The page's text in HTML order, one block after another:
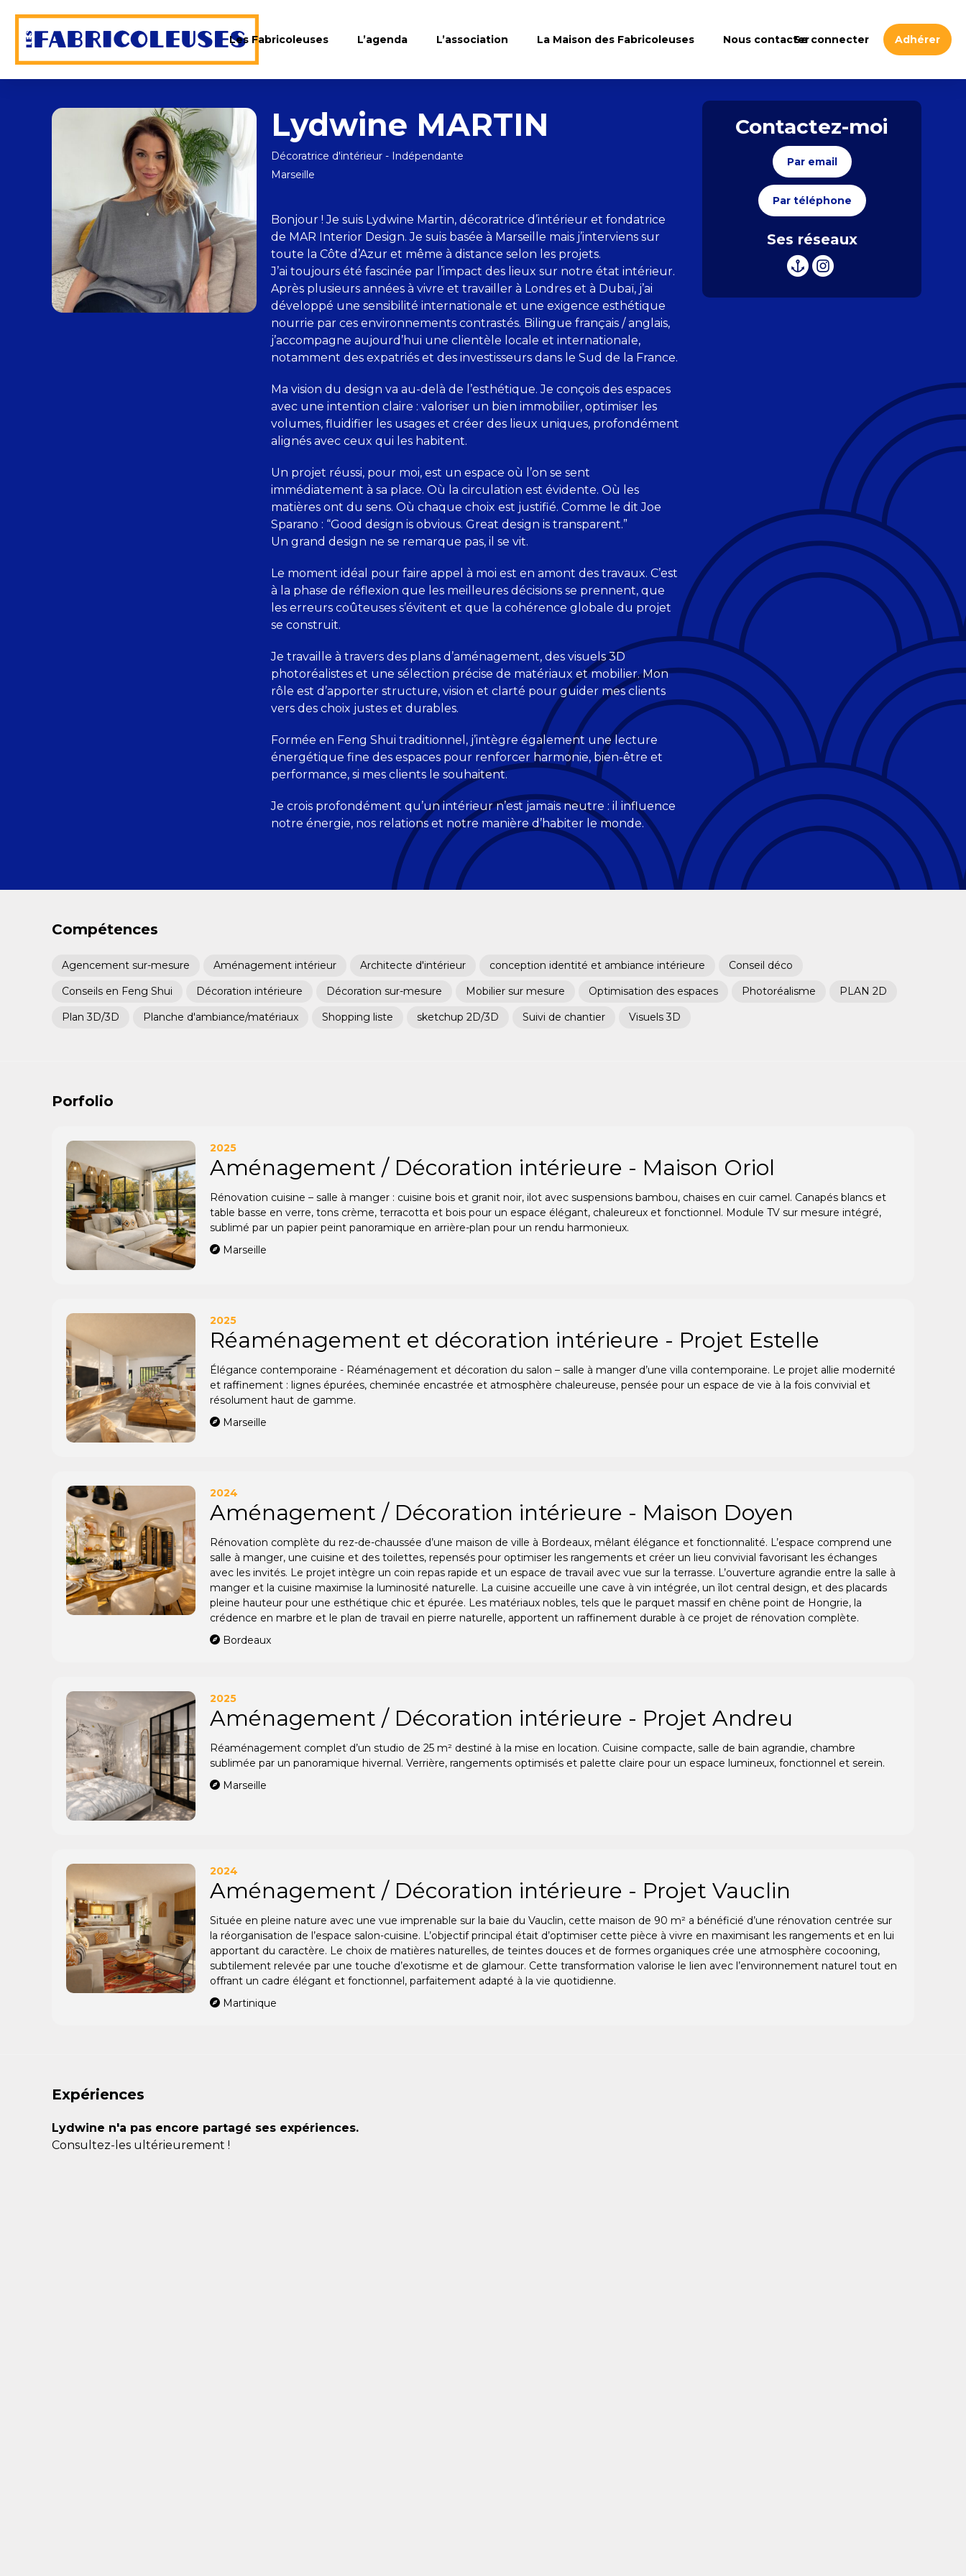
Les Fabricoleuses L’agenda L’association La Maison des Fabricoleuses Nous contacterSe connecter Adhérer
Lydwine MARTIN
Décoratrice d'intérieur - Indépendante
Marseille
Bonjour ! Je suis Lydwine Martin, décoratrice d’intérieur et fondatrice
de MAR Interior Design. Je suis basée à Marseille mais j’interviens sur
toute la Côte d’Azur et même à distance selon les projets.
J’ai toujours été fascinée par l’impact des lieux sur notre état intérieur.
Après plusieurs années à vivre et travailler à Londres et à Dubaï, j’ai
développé une sensibilité internationale et une exigence esthétique
nourrie par ces environnements contrastés. Bilingue français / anglais,
j’accompagne aujourd’hui une clientèle locale et internationale,
notamment des expatriés et des investisseurs dans le Sud de la France.
Ma vision du design va au-delà de l’esthétique. Je conçois des espaces
avec une intention claire : valoriser un bien immobilier, optimiser les
volumes, fluidifier les usages et créer des lieux uniques, profondément
alignés avec ceux qui les habitent.
Un projet réussi, pour moi, est un espace où l’on se sent
immédiatement à sa place. Où la circulation est évidente. Où les
matières ont du sens. Où chaque choix est justifié. Comme le dit Joe
Sparano : “Good design is obvious. Great design is transparent.”
Un grand design ne se remarque pas, il se vit.
Le moment idéal pour faire appel à moi est en amont des travaux. C’est
à la phase de réflexion que les meilleures décisions se prennent, que
les erreurs coûteuses s’évitent et que la cohérence globale du projet
se construit.
Je travaille à travers des plans d’aménagement, des visuels 3D
photoréalistes et une sélection précise de matériaux et mobilier. Mon
rôle est d’apporter structure, vision et clarté pour guider mes clients
vers des choix justes et durables.
Formée en Feng Shui traditionnel, j’intègre également une lecture
énergétique fine des espaces pour renforcer harmonie, bien-être et
performance, si mes clients le souhaitent.
Je crois profondément qu’un intérieur n’est jamais neutre : il influence
notre énergie, nos relations et notre manière d’habiter le monde.
Contactez-moi
Par email
Par téléphone
Ses réseaux
Compétences
Agencement sur-mesure Aménagement intérieur Architecte d'intérieur conception identité et ambiance intérieure
Conseil déco
Conseils en Feng Shui
Décoration intérieure Décoration sur-mesure Mobilier sur mesure Optimisation des espaces Photoréalisme
PLAN 2D
Plan 3D/3D
Planche d'ambiance/matériaux Shopping liste sketchup 2D/3D Suivi de chantier Visuels 3D
Porfolio
2025
Aménagement / Décoration intérieure - Maison Oriol
Rénovation cuisine – salle à manger : cuisine bois et granit noir, ilot avec suspensions bambou, chaises en cuir camel. Canapés blancs et
table basse en verre, tons crème, terracotta et bois pour un espace élégant, chaleureux et fonctionnel. Module TV sur mesure intégré,
sublimé par un papier peint panoramique en arrière-plan pour un rendu harmonieux.
Marseille
2025
Réaménagement et décoration intérieure - Projet Estelle
Élégance contemporaine - Réaménagement et décoration du salon – salle à manger d’une villa contemporaine. Le projet allie modernité
et raffinement : lignes épurées, cheminée encastrée et atmosphère chaleureuse, pensée pour un espace de vie à la fois convivial et
résolument haut de gamme.
Marseille
2024
Aménagement / Décoration intérieure - Maison Doyen
Rénovation complète du rez-de-chaussée d’une maison de ville à Bordeaux, mêlant élégance et fonctionnalité. L’espace comprend une
salle à manger, une cuisine et des toilettes, repensés pour optimiser les rangements et créer un lieu convivial favorisant les échanges
avec les invités. Le projet intègre un coin repas rapide et un espace de travail avec vue sur la terrasse. L’ouverture agrandie entre la salle à
manger et la cuisine maximise la luminosité naturelle. La cuisine accueille une cave à vin intégrée, un îlot central design, et des placards
pleine hauteur pour une esthétique chic et épurée. Les matériaux nobles, tels que le parquet massif en chêne point de Hongrie, la
crédence en marbre et le plan de travail en pierre naturelle, apportent un raffinement durable à ce projet de rénovation complète.
Bordeaux
2025
Aménagement / Décoration intérieure - Projet Andreu
Réaménagement complet d’un studio de 25 m² destiné à la mise en location. Cuisine compacte, salle de bain agrandie, chambre
sublimée par un panoramique hivernal. Verrière, rangements optimisés et palette claire pour un espace lumineux, fonctionnel et serein.
Marseille
2024
Aménagement / Décoration intérieure - Projet Vauclin
Située en pleine nature avec une vue imprenable sur la baie du Vauclin, cette maison de 90 m² a bénéficié d’une rénovation centrée sur
la réorganisation de l’espace salon-cuisine. L’objectif principal était d’optimiser cette pièce à vivre en maximisant les rangements et en lui
apportant du caractère. Le choix de matières naturelles, de teintes douces et de formes organiques crée une atmosphère cocooning,
subtilement relevée par une touche d’exotisme et de glamour. Cette transformation valorise le lien avec l’environnement naturel tout en
offrant un cadre élégant et fonctionnel, parfaitement adapté à la vie quotidienne.
Martinique
Expériences
Lydwine n'a pas encore partagé ses expériences.
Consultez-les ultérieurement !